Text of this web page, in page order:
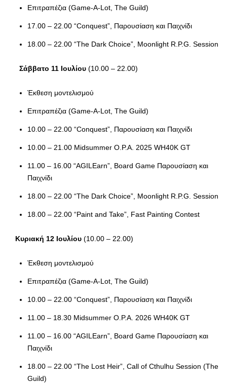
Επιτραπέζια (Game-A-Lot, The Guild)
17.00 – 22.00 “Conquest”, Παρουσίαση και Παιχνίδι
18.00 – 22.00 “The Dark Choice”, Moonlight R.P.G. Session
Σάββατο 11 Ιουλίου (10.00 – 22.00)
Έκθεση μοντελισμού
Επιτραπέζια (Game-A-Lot, The Guild)
10.00 – 22.00 “Conquest”, Παρουσίαση και Παιχνίδι
10.00 – 21.00 Midsummer O.P.A. 2025 WH40K GT
11.00 – 16.00 “AGILEarn”, Board Game Παρουσίαση και
Παιχνίδι
18.00 – 22.00 “The Dark Choice”, Moonlight R.P.G. Session
18.00 – 22.00 “Paint and Take”, Fast Painting Contest
Κυριακή 12 Ιουλίου (10.00 – 22.00)
Έκθεση μοντελισμού
Επιτραπέζια (Game-A-Lot, The Guild)
10.00 – 22.00 “Conquest”, Παρουσίαση και Παιχνίδι
11.00 – 18.30 Midsummer O.P.A. 2026 WH40K GT
11.00 – 16.00 “AGILEarn”, Board Game Παρουσίαση και
Παιχνίδι
18.00 – 22.00 “The Lost Heir”, Call of Cthulhu Session (The
Guild)